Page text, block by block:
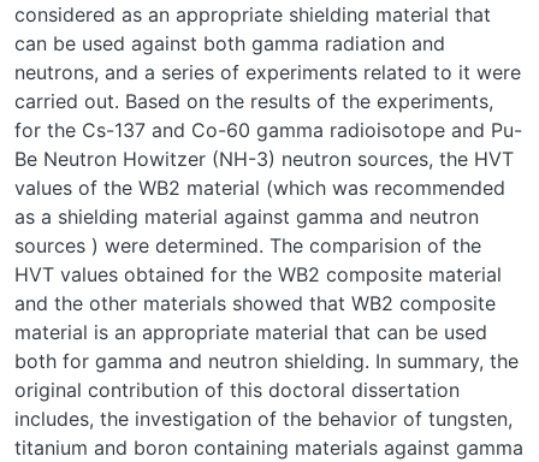
considered as an appropriate shielding material that
can be used against both gamma radiation and
neutrons, and a series of experiments related to it were
carried out. Based on the results of the experiments,
for the Cs-137 and Co-60 gamma radioisotope and Pu-
Be Neutron Howitzer (NH-3) neutron sources, the HVT
values of the WB2 material (which was recommended
as a shielding material against gamma and neutron
sources ) were determined. The comparision of the
HVT values obtained for the WB2 composite material
and the other materials showed that WB2 composite
material is an appropriate material that can be used
both for gamma and neutron shielding. In summary, the
original contribution of this doctoral dissertation
includes, the investigation of the behavior of tungsten,
titanium and boron containing materials against gamma